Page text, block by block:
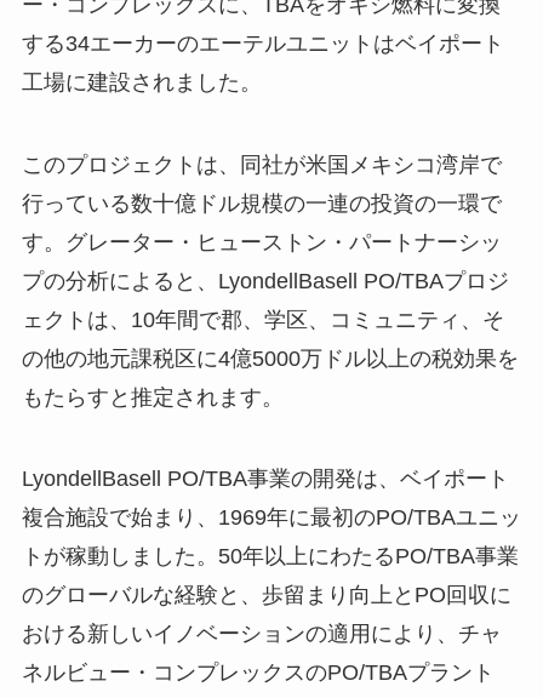
する34エーカーのエーテルユニットはベイポート
工場に建設されました。
このプロジェクトは、同社が米国メキシコ湾岸で
行っている数十億ドル規模の一連の投資の一環で
す。グレーター・ヒューストン・パートナーシッ
プの分析によると、LyondellBasell PO/TBAプロジ
ェクトは、10年間で郡、学区、コミュニティ、そ
の他の地元課税区に4億5000万ドル以上の税効果を
もたらすと推定されます。
LyondellBasell PO/TBA事業の開発は、ベイポート
複合施設で始まり、1969年に最初のPO/TBAユニッ
トが稼動しました。50年以上にわたるPO/TBA事業
のグローバルな経験と、歩留まり向上とPO回収に
おける新しいイノベーションの適用により、チャ
ネルビュー・コンプレックスのPO/TBAプラント